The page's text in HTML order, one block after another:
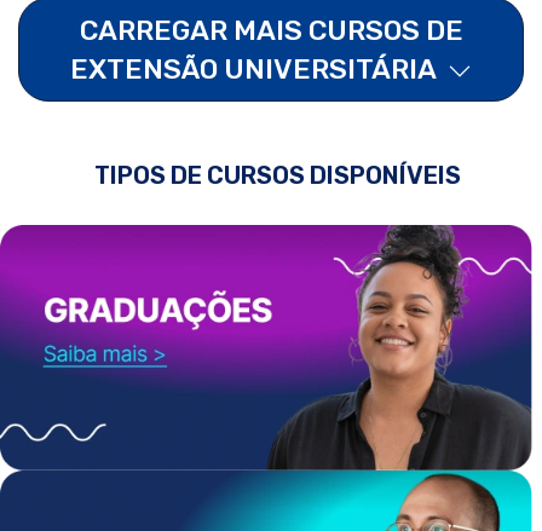
CARREGAR MAIS CURSOS DE
EXTENSÃO UNIVERSITÁRIA
TIPOS DE CURSOS DISPONÍVEIS